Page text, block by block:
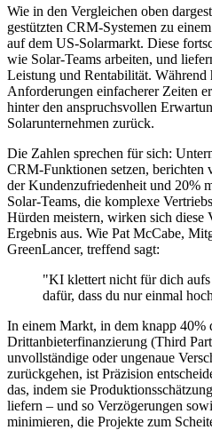
Wie in den Vergleichen oben
gestützten CRM-Systemen zu
auf dem US-Solarmarkt. Diese
wie Solar-Teams arbeiten, und
Leistung und Rentabilität.
Anforderungen einfacherer Zeiten
hinter den anspruchsvollen
Solarunternehmen zurück.
Die Zahlen sprechen für sich:
CRM-Funktionen setzen, berichten
der Kundenzufriedenheit und 20%
Solar-Teams, die komplexe
Hürden meistern, wirken sich diese
Ergebnis aus. Wie Pat McCabe,
GreenLancer, treffend sagt:
"KI klettert nicht für dich aufs
dafür, dass du nur einmal
In einem Markt, in dem knapp 40%
Drittanbieterfinanzierung (Third
unvollständige oder ungenaue
zurückgehen, ist Präzision
das, indem sie
liefern – und so Verzögerungen
minimieren, die Projekte zum